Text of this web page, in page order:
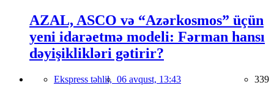
AZAL, ASCO və “Azərkosmos” üçün
yeni idarəetmə modeli: Fərman hansı
dəyişiklikləri gətirir?
Ekspress təhlil, 06 avqust, 13:43 339